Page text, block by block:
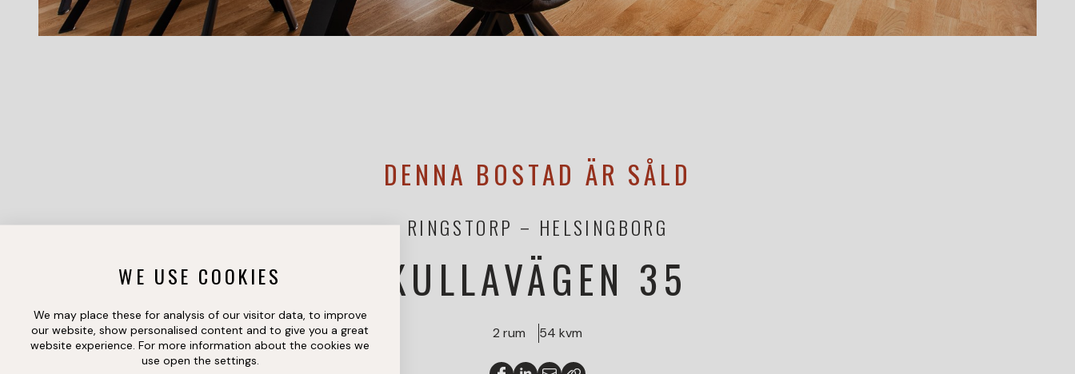
DENNA BOSTAD ÄR SÅLD
KULLAVÄGEN 35
RINGSTORP HELSINGBORG
2 rum 54 kvm
WE USE COOKIES
We may place these for analysis of our visitor data, to improve
our website, show personalised content and to give you a great
website experience. For more information about the cookies we
use open the settings.